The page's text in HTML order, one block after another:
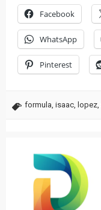
Facebook
WhatsApp
Pinterest
formula, isaac, lopez,